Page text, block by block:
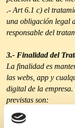
.- Art 6.1 c) el
una obligación legal
responsable del
3.- Finalidad del
La finalidad es
las webs, app y
digital de la
previstas son:
.- Tramitar
sea realizada por el